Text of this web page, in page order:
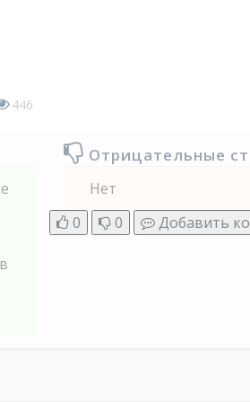
446
Отрицательные
Нет
0
0 Добавить